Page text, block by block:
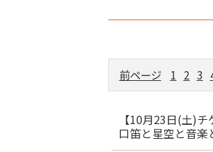
前ページ 1 2 3
【10月23日(土)
口笛と星空と音